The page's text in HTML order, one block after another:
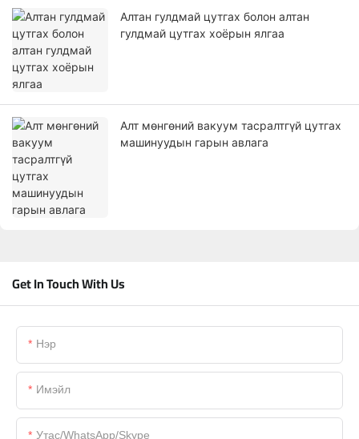
Алтан гулдмай цутгах болон алтан
гулдмай цутгах хоёрын ялгаа
Алт мөнгөний вакуум тасралтгүй цутгах
машинуудын гарын авлага
Get In Touch With Us
Нэр
Имэйл
Утас/WhatsApp/Skype